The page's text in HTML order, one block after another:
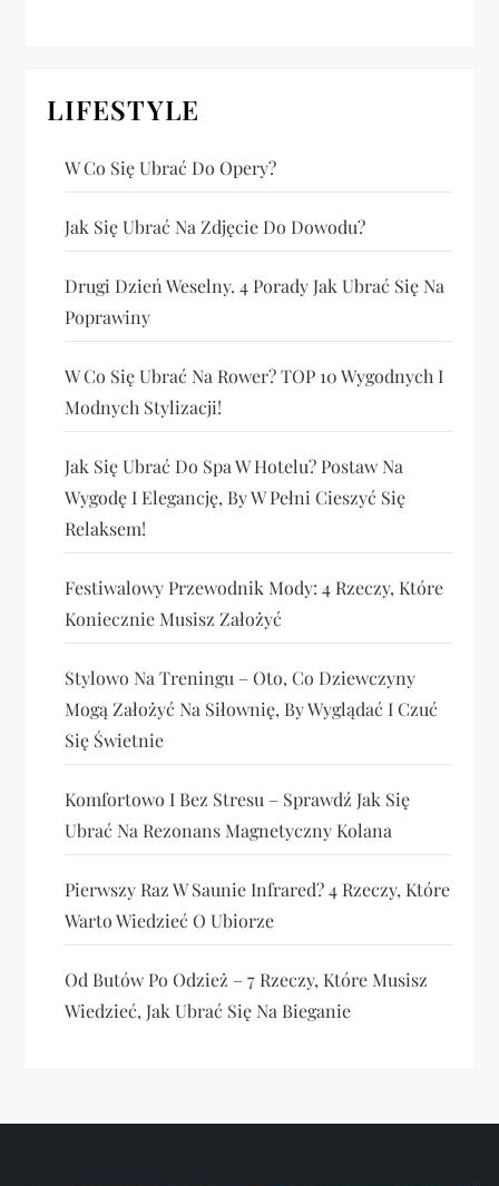
LIFESTYLE
W Co Się Ubrać Do Opery?
Jak Się Ubrać Na Zdjęcie Do Dowodu?
Drugi Dzień Weselny. 4 Porady Jak Ubrać Się Na
Poprawiny
W Co Się Ubrać Na Rower? TOP 10 Wygodnych I
Modnych Stylizacji!
Jak Się Ubrać Do Spa W Hotelu? Postaw Na
Wygodę I Elegancję, By W Pełni Cieszyć Się
Relaksem!
Festiwalowy Przewodnik Mody: 4 Rzeczy, Które
Koniecznie Musisz Założyć
Stylowo Na Treningu – Oto, Co Dziewczyny
Mogą Założyć Na Siłownię, By Wyglądać I Czuć
Się Świetnie
Komfortowo I Bez Stresu – Sprawdź Jak Się
Ubrać Na Rezonans Magnetyczny Kolana
Pierwszy Raz W Saunie Infrared? 4 Rzeczy, Które
Warto Wiedzieć O Ubiorze
Od Butów Po Odzież – 7 Rzeczy, Które Musisz
Wiedzieć, Jak Ubrać Się Na Bieganie